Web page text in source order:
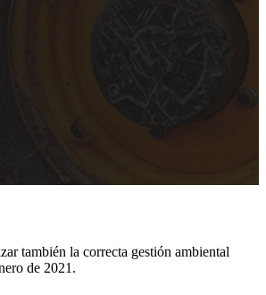
también la correcta gestión ambiental
de 2021.